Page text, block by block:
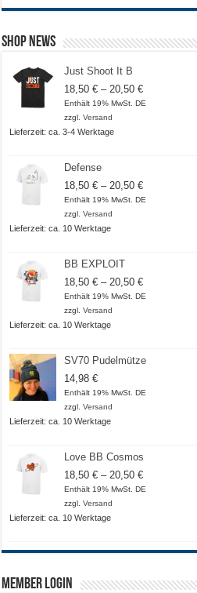
Shop News
Just Shoot It B
18,50€ – 20,50€Preisspanne:
18,50 €
Enthält 19% MwSt. DE
zzgl.Versand
Lieferzeit: ca. 3-4 Werktage
Defense
18,50€ – 20,50€Preisspanne:
18,50 €
Enthält 19% MwSt. DE
zzgl.Versand
Lieferzeit: ca. 10 Werktage
BB EXPLOIT
18,50€ – 20,50€Preisspanne:
18,50 €
Enthält 19% MwSt. DE
zzgl.Versand
Lieferzeit: ca. 10 Werktage
SV70 Pudelmütze
14,98€
Enthält 19% MwSt. DE
zzgl.Versand
Lieferzeit: ca. 10 Werktage
Love BB Cosmos
18,50€ – 20,50€Preisspanne:
18,50 €
Enthält 19% MwSt. DE
zzgl.Versand
Lieferzeit: ca. 10 Werktage
Member Login